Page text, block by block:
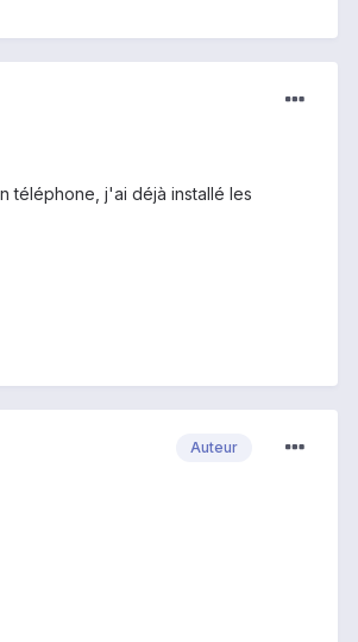
téléphone, j'ai déjà installé les
Auteur